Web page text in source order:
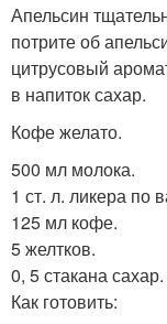
Апельсин
потрите об
цитрусовый
в напиток сахар.
Кофе желато.
500 мл молока.
1 ст. л. ликера по
125 мл кофе.
5 желтков.
0, 5 стакана сахар.
Как готовить: